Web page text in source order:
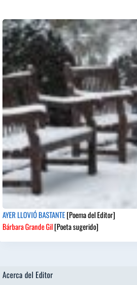
AYER LLOVIÓ BASTANTE[Poema del Editor]
Bárbara Grande Gil[Poeta sugerido]
Acerca del Editor